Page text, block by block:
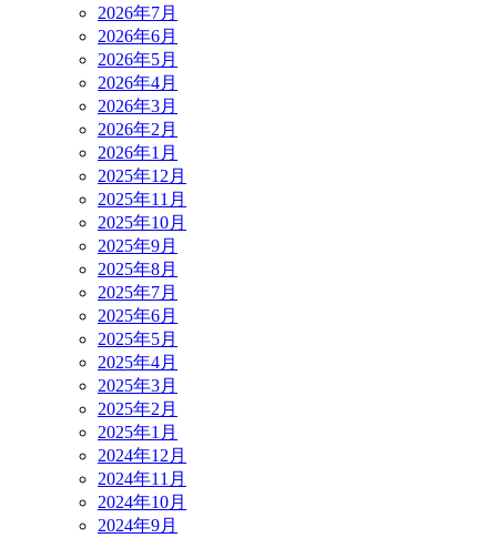
2026年7月
2026年6月
2026年5月
2026年4月
2026年3月
2026年2月
2026年1月
2025年12月
2025年11月
2025年10月
2025年9月
2025年8月
2025年7月
2025年6月
2025年5月
2025年4月
2025年3月
2025年2月
2025年1月
2024年12月
2024年11月
2024年10月
2024年9月